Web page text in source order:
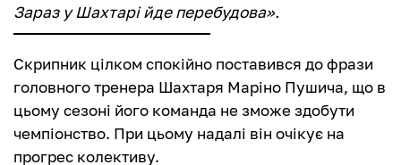
Зараз у Шахтарі йде перебудова».
Скрипник цілком спокійно поставився до фрази
головного тренера Шахтаря Маріно Пушича, що в
цьому сезоні його команда не зможе здобути
чемпіонство. При цьому надалі він очікує на
прогрес колективу.